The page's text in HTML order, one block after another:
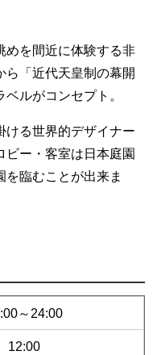
めを間近に体験する非
ら「近代天皇制の幕開
ルがコンセプト。
ける世界的デザイナー
ー・客室は日本庭園
を臨むことが出来ま
～24:00
12:00